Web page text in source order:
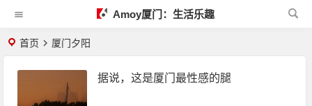
Amoy厦门：生活乐趣
首页 厦门夕阳
据说，这是厦门最性感的腿